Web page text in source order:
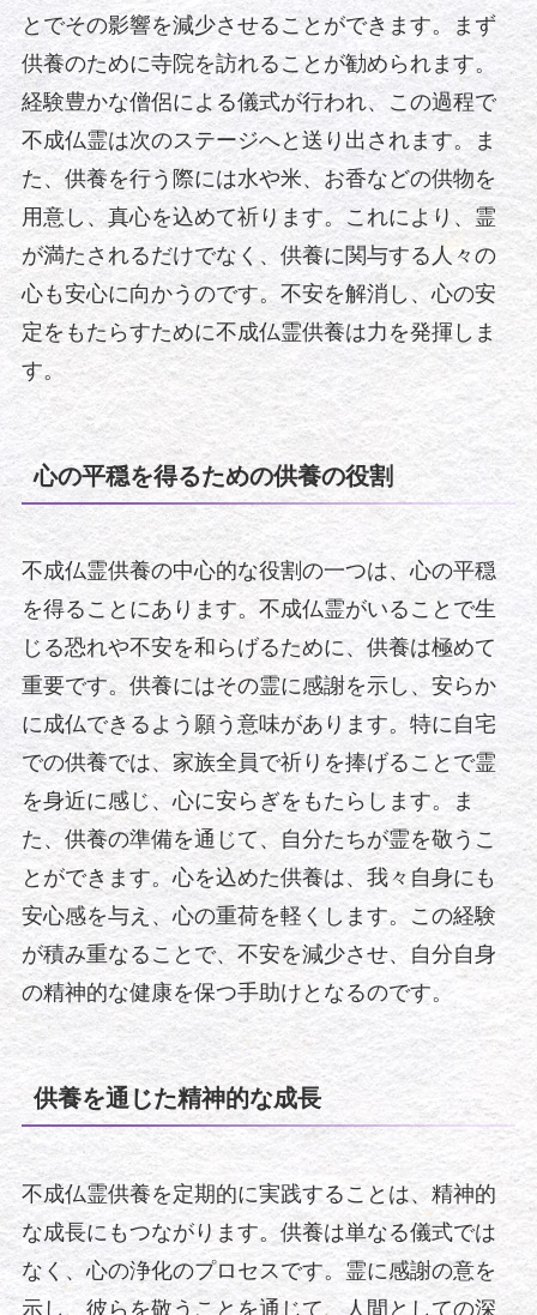
とでその影響を減少させることができます。まず
供養のために寺院を訪れることが勧められます。
経験豊かな僧侶による儀式が行われ、この過程で
不成仏霊は次のステージへと送り出されます。ま
た、供養を行う際には水や米、お香などの供物を
用意し、真心を込めて祈ります。これにより、霊
が満たされるだけでなく、供養に関与する人々の
心も安心に向かうのです。不安を解消し、心の安
定をもたらすために不成仏霊供養は力を発揮しま
す。
心の平穏を得るための供養の役割
不成仏霊供養の中心的な役割の一つは、心の平穏
を得ることにあります。不成仏霊がいることで生
じる恐れや不安を和らげるために、供養は極めて
重要です。供養にはその霊に感謝を示し、安らか
に成仏できるよう願う意味があります。特に自宅
での供養では、家族全員で祈りを捧げることで霊
を身近に感じ、心に安らぎをもたらします。ま
た、供養の準備を通じて、自分たちが霊を敬うこ
とができます。心を込めた供養は、我々自身にも
安心感を与え、心の重荷を軽くします。この経験
が積み重なることで、不安を減少させ、自分自身
の精神的な健康を保つ手助けとなるのです。
供養を通じた精神的な成長
不成仏霊供養を定期的に実践することは、精神的
な成長にもつながります。供養は単なる儀式では
なく、心の浄化のプロセスです。霊に感謝の意を
示し、彼らを敬うことを通じて、人間としての深